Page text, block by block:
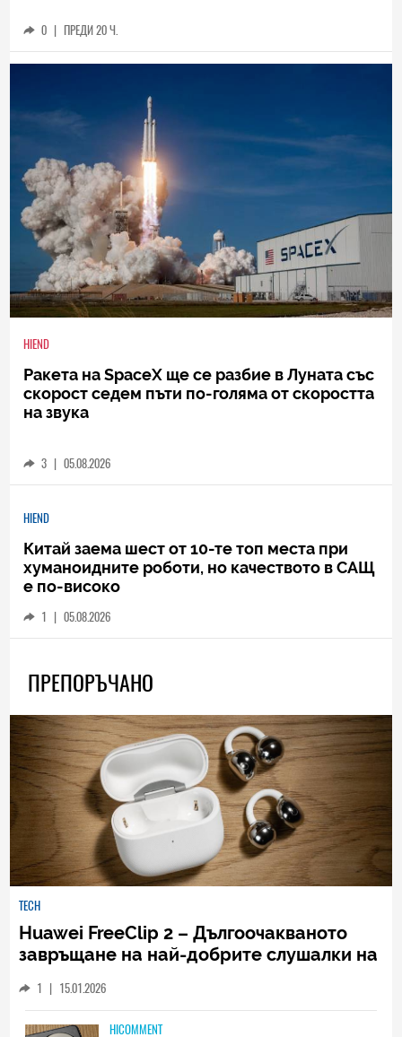
0 | ПРЕДИ 20 Ч.
HIEND
Ракета на SpaceX ще се разбие в Луната със
скорост седем пъти по-голяма от скоростта
на звука
3 | 05.08.2026
HIEND
Китай заема шест от 10-те топ места при
хуманоидните роботи, но качеството в САЩ
е по-високо
1 | 05.08.2026
ПРЕПОРЪЧАНО
TECH
Huawei FreeClip 2 – Дългоочакваното
завръщане на най-добрите слушалки на
1 | 15.01.2026
HICOMMENT